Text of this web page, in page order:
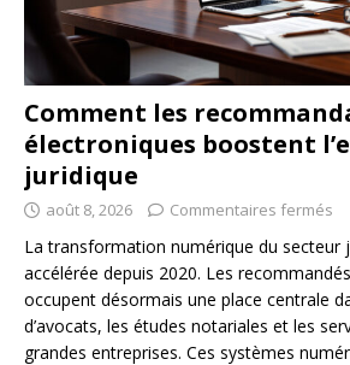
Comment les
électroniques boostent
juridique
août 8, 2026 Commentaires fermés
La transformation numérique du secteur
accélérée depuis 2020. Les
occupent désormais une place centrale
d’avocats, les études notariales et les
grandes entreprises. Ces systèmes